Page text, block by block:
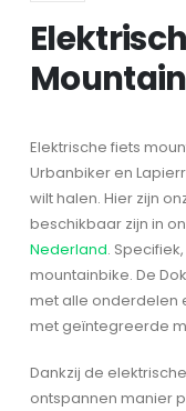
Elektrische fiets
Urbanbiker en
wilt halen. Hier zijn
beschikbaar zijn in
Nederland.
mountainbike. De
met alle onderdelen
met geïntegreerde
Dankzij de
ontspannen manier